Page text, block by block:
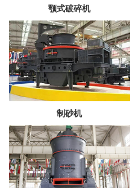
颚式破碎机
制砂机